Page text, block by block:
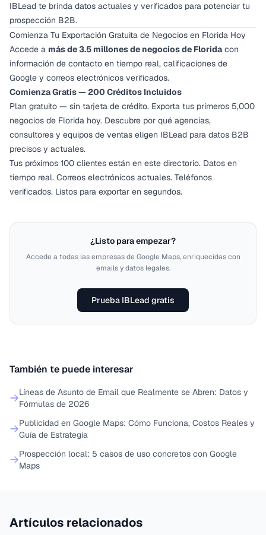
IBLead te brinda datos actuales y verificados para potenciar tu
prospección B2B.
Comienza Tu Exportación Gratuita de Negocios en Florida Hoy
Accede a más de 3.5 millones de negocios de Floridacon
información de contacto en tiempo real, calificaciones de
Google y correos electrónicos verificados.
Comienza Gratis — 200 Créditos Incluidos
Plan gratuito — sin tarjeta de crédito. Exporta tus primeros 5,000
negocios de Florida hoy. Descubre por qué agencias,
consultores y equipos de ventas eligen IBLead para datos B2B
precisos y actuales.
Tus próximos 100 clientes están en este directorio. Datos en
tiempo real. Correos electrónicos actuales. Teléfonos
verificados. Listos para exportar en segundos.
¿Listo para empezar?
Accede a todas las empresas de Google Maps, enriquecidas con
emails y datos legales.
Prueba IBLead gratis
También te puede interesar
Líneas de Asunto de Email que Realmente se Abren: Datos y
Fórmulas de 2026
Publicidad en Google Maps: Cómo Funciona, Costos Reales y
Guía de Estrategia
Prospección local: 5 casos de uso concretos con Google
Maps
Artículos relacionados